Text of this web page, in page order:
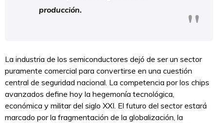
producción.
La industria de los semiconductores dejó de ser un sector
puramente comercial para convertirse en una cuestión
central de seguridad nacional. La competencia por los chips
avanzados define hoy la hegemonía tecnológica,
económica y militar del siglo XXI. El futuro del sector estará
marcado por la fragmentación de la globalización, la